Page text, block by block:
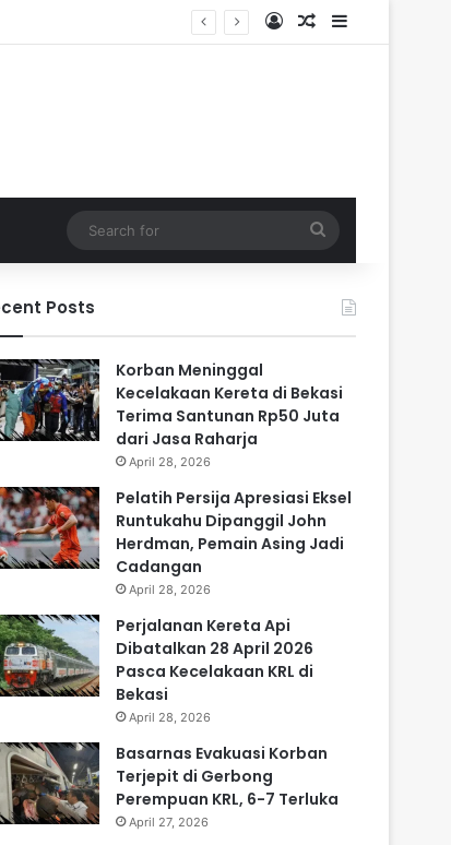
Log InRandom Article
Sidebar
for
Posts
Korban Meninggal
Kecelakaan Kereta di Bekasi
Terima Santunan Rp50 Juta
dari Jasa Raharja
April 28, 2026
Pelatih Persija Apresiasi Eksel
Runtukahu Dipanggil John
Herdman, Pemain Asing Jadi
Cadangan
April 28, 2026
Perjalanan Kereta Api
Dibatalkan 28 April 2026
Pasca Kecelakaan KRL di
Bekasi
April 28, 2026
Basarnas Evakuasi Korban
Terjepit di Gerbong
Perempuan KRL, 6-7 Terluka
April 27, 2026